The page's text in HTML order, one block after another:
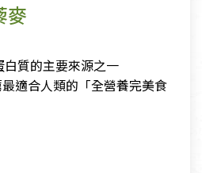
麥
質的主要來源之一
適合人類的「全營養完美食